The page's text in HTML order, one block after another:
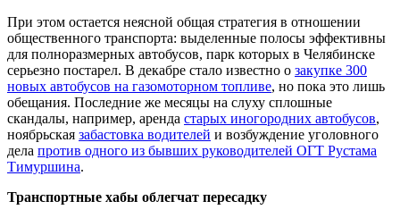
При этом остается неясной общая стратегия в отношении
общественного транспорта: выделенные полосы эффективны
для полноразмерных автобусов, парк которых в Челябинске
серьезно постарел. В декабре стало известно о закупке 300
новых автобусов на газомоторном топливе, но пока это лишь
обещания. Последние же месяцы на слуху сплошные
скандалы, например, аренда старых иногородних автобусов,
ноябрьская забастовка водителей и возбуждение уголовного
дела против одного из бывших руководителей ОГТ Рустама
Тимуршина.
Транспортные хабы облегчат пересадку